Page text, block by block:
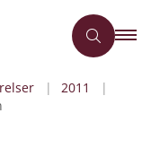
2011